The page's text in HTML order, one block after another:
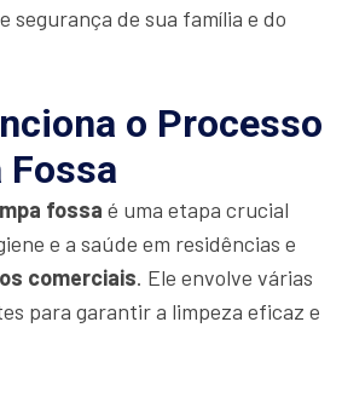
segurança de sua família e do
o Processo
Fossa
fossa é uma etapa crucial
e a saúde em residências e
comerciais. Ele envolve várias
para garantir a limpeza eficaz e